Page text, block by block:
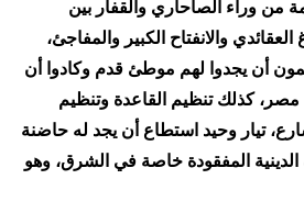
من وراء الصاحاري والقفار بين
والانفتاح الكبير والمفاجئ،
أن يجدوا لهم موطئ قدم وكادوا أن
كذلك تنظيم القاعدة وتنظيم
تيار وحيد استطاع أن يجد له حاضنة
الدينية المفقودة خاصة في الشرق، وهو